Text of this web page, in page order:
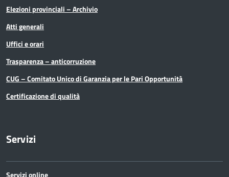
Partecipazioni Societarie
Personale
Scuola
Elezioni provinciali – Archivio
Atti generali
Uffici e orari
Trasparenza – anticorruzione
CUG – Comitato Unico di Garanzia per le Pari Opportunità
Certificazione di qualità
Servizi
Servizi online